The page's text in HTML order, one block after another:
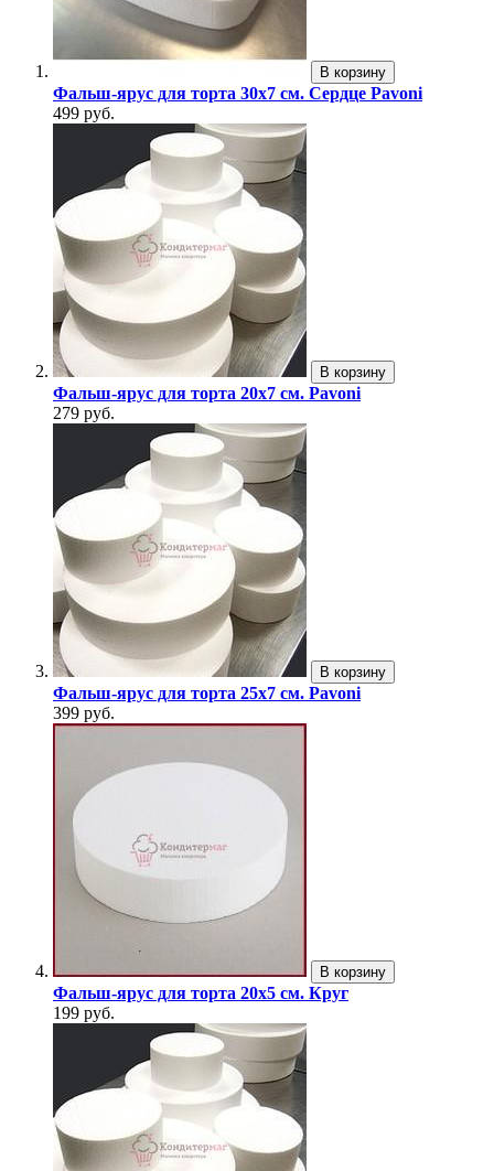
В корзину
Фальш-ярус для торта 30х7 см. Сердце Pavoni
499 руб.
В корзину
Фальш-ярус для торта 20х7 см. Pavoni
279 руб.
В корзину
Фальш-ярус для торта 25х7 см. Pavoni
399 руб.
В корзину
Фальш-ярус для торта 20х5 см. Круг
199 руб.